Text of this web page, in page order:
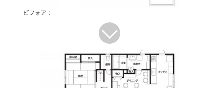
ビフォア：